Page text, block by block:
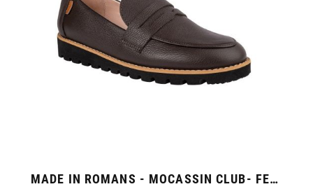
MADE IN ROMANS - MOCASSIN CLUB- FEMME